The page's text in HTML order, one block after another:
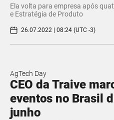
Ela volta para empresa após
e Estratégia de Produto
26.07.2022 | 08:24 (UTC -3)
AgTech Day
CEO da Traive
eventos no Brasil
junho